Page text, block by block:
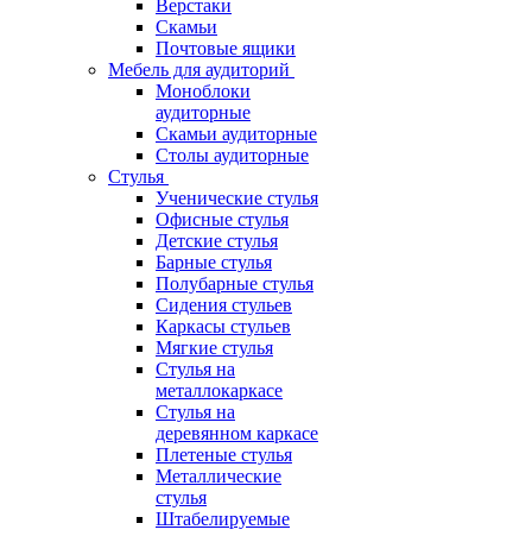
Верстаки
Скамьи
Почтовые ящики
Мебель для аудиторий
Моноблоки
аудиторные
Скамьи аудиторные
Столы аудиторные
Стулья
Ученические стулья
Офисные стулья
Детские стулья
Барные стулья
Полубарные стулья
Сидения стульев
Каркасы стульев
Мягкие стулья
Стулья на
металлокаркасе
Стулья на
деревянном каркасе
Плетеные стулья
Металлические
стулья
Штабелируемые